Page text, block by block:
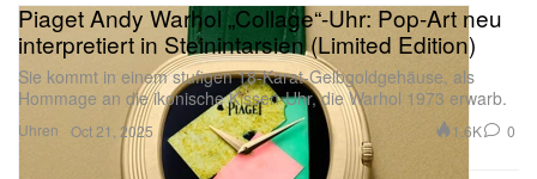
Uhren
Piaget Andy Warhol „Collage“-Uhr: Pop-Art neu
interpretiert in Steinintarsien (Limited Edition)
Sie kommt in einem stufigen 18-Karat-Gelbgoldgehäuse, als
Hommage an die ikonische Kissen-Uhr, die Warhol 1973 erwarb.
Oct 21, 2025 1.6K 0